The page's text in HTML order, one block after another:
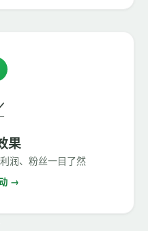
果
润、粉丝一目了然
→